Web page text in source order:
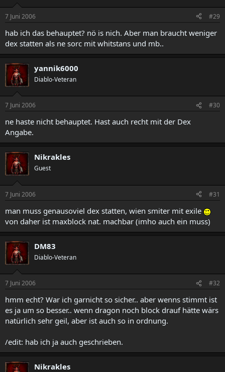
7 Juni 2006 #29
hab ich das behauptet? nö is nich. Aber man braucht weniger
dex statten als ne sorc mit whitstans und mb..
yannik6000
Diablo-Veteran
7 Juni 2006 #30
ne haste nicht behauptet. Hast auch recht mit der Dex
Angabe.
Nikrakles
Guest
7 Juni 2006 #31
man muss genausoviel dex statten, wien smiter mit exile
von daher ist maxblock nat. machbar (imho auch ein muss)
DM83
Diablo-Veteran
7 Juni 2006 #32
hmm echt? War ich garnicht so sicher.. aber wenns stimmt ist
es ja um so besser.. wenn dragon noch block drauf hätte wärs
natürlich sehr geil, aber ist auch so in ordnung.
/edit: hab ich ja auch geschrieben.
Nikrakles